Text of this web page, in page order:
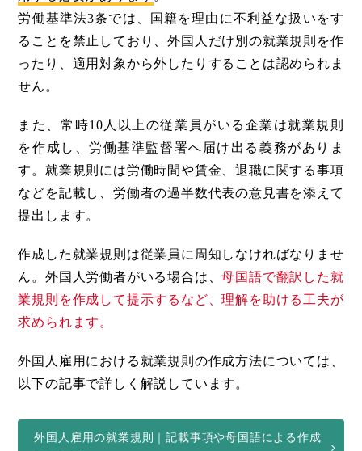
労働基準法3条では、国籍を理由に不利益な扱いをす
ることを禁止しており、外国人だけ別の就業規則を作
ったり、適用対象から外したりすることは認められま
せん。
また、常時10人以上の従業員がいる企業は就業規則
を作成し、労働基準監督署へ届け出る義務がありま
す。就業規則には労働時間や賃金、退職に関する事項
などを記載し、労働者の過半数代表の意見書を添えて
提出します。
作成した就業規則は従業員に周知しなければなりませ
ん。外国人労働者がいる場合は、母国語で翻訳した就
業規則を作成して提示するなど、理解を助ける工夫が
求められます。
外国人雇用における就業規則の作成方法については、
以下の記事で詳しく解説しています。
外国人雇用の就業規則｜記載事項や母国語による作成